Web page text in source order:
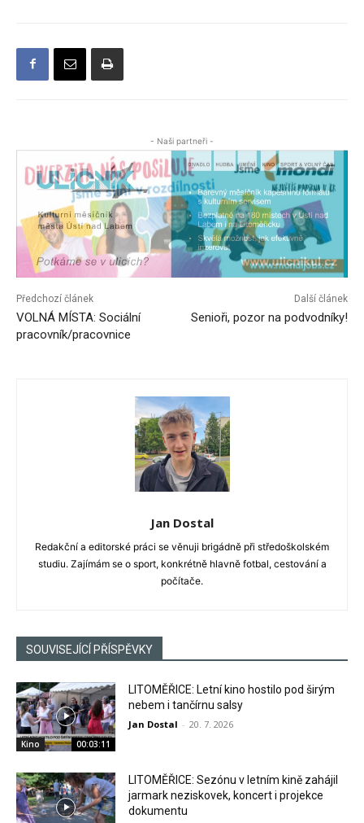
- Naši partneři -
Předchozí článek
VOLNÁ MÍSTA: Sociální
pracovník/pracovnice
Další článek
Senioři, pozor na podvodníky!
Jan Dostal
Redakční a editorské práci se věnuji brigádně při středoškolském
studiu. Zajímám se o sport, konkrétně hlavně fotbal, cestování a
počítače.
SOUVISEJÍCÍ PŘÍSPĚVKY
Kino 00:03:11
LITOMĚŘICE: Letní kino hostilo pod širým
nebem i tančírnu salsy
Jan Dostal - 20. 7. 2026
LITOMĚŘICE: Sezónu v letním kině zahájil
jarmark neziskovek, koncert i projekce
dokumentu